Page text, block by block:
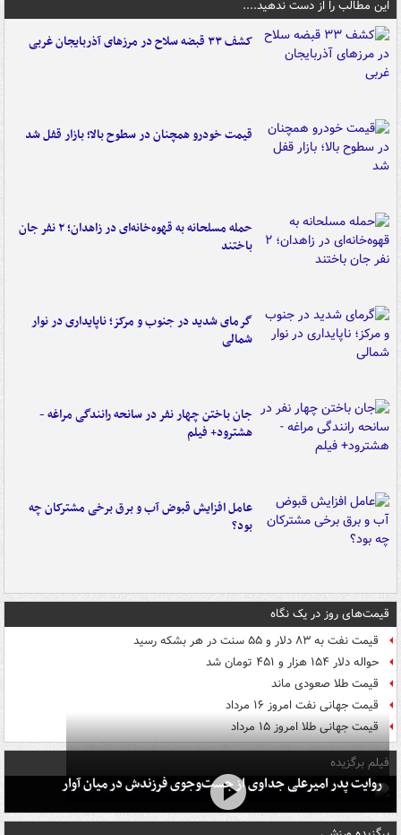
این مطالب را از دست ندهید....
کشف ۳۳ قبضه سلاح در مرزهای آذربایجان غربی
قیمت خودرو همچنان در سطوح بالا؛ بازار قفل شد
حمله مسلحانه به قهوه‌خانه‌ای در زاهدان؛ ۲ نفر جان
باختند
گرمای شدید در جنوب و مرکز؛ ناپایداری در نوار
شمالی
جان باختن چهار نفر در سانحه رانندگی مراغه -
هشترود+ فیلم
عامل افزایش قبوض آب و برق برخی مشترکان چه
بود؟
قیمت‌های روز در یک نگاه
قیمت نفت به ۸۳ دلار و ۵۵ سنت در هر بشکه رسید
حواله دلار ۱۵۴ هزار و ۴۵۱ تومان شد
قیمت طلا صعودی ماند
قیمت جهانی نفت امروز ۱۶ مرداد
قیمت جهانی طلا امروز ۱۵ مرداد
فیلم برگزیده
روایت پدر امیرعلی جداوی از جست‌وجوی فرزندش در میان آوار